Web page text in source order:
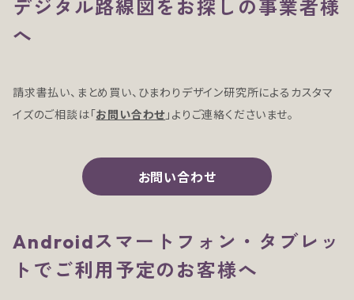
デジタル路線図をお探しの事業者様
へ
請求書払い、まとめ買い、ひまわりデザイン研究所によるカスタマ
イズのご相談は「お問い合わせ 」よりご連絡くださいませ。
お問い合わせ
Androidスマートフォン・タブレッ
トでご利用予定のお客様へ